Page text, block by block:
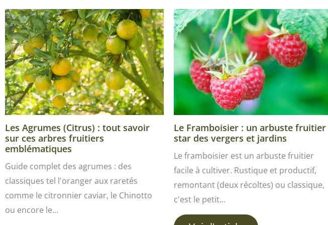
Les Agrumes (Citrus) : tout savoir
sur ces arbres fruitiers
emblématiques
Guide complet des agrumes : des
classiques tel l'oranger aux raretés
comme le citronnier caviar, le Chinotto
ou encore le…
Le Framboisier : un arbuste fruitier
star des vergers et jardins
Le framboisier est un arbuste fruitier
facile à cultiver. Rustique et productif,
remontant (deux récoltes) ou classique,
c'est le petit…